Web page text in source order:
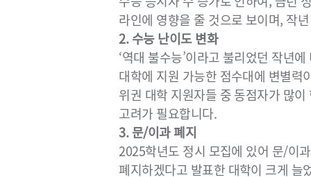
라인에 영향을 줄 것으로 보이며, 작
2. 수능 난이도 변화
‘역대 불수능’이라고 불리었던 작년
대학에 지원 가능한 점수대에 변별력
위권 대학 지원자들 중 동점자가 많
고려가 필요합니다.
3. 문/이과 폐지
2025학년도 정시 모집에 있어 문/이
폐지하겠다고 발표한 대학이 크게 늘